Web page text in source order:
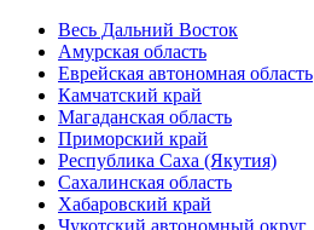
Весь Дальний Восток
Амурская область
Еврейская автономная область
Камчатский край
Магаданская область
Приморский край
Республика Саха (Якутия)
Сахалинская область
Хабаровский край
Чукотский автономный округ